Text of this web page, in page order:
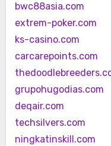
bwc88asia.com
extrem-poker.com
ks-casino.com
carcarepoints.com
grupohugodias.com
deqair.com
techsilvers.com
ningkatinskill.com